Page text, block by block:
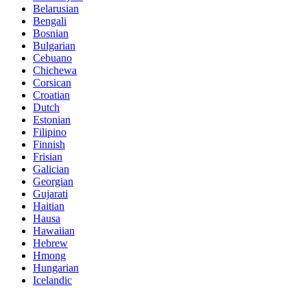
Belarusian
Bengali
Bosnian
Bulgarian
Cebuano
Chichewa
Corsican
Croatian
Dutch
Estonian
Filipino
Finnish
Frisian
Galician
Georgian
Gujarati
Haitian
Hausa
Hawaiian
Hebrew
Hmong
Hungarian
Icelandic